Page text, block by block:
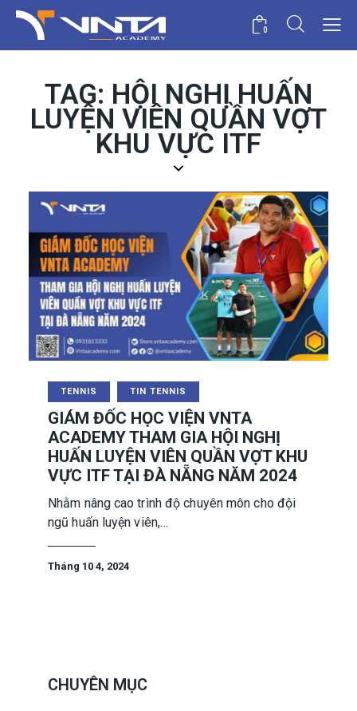
0
TAG: HỘI NGHỊ HUẤN
LUYỆN VIÊN QUẦN VỢT
KHU VỰC ITF
TENNIS TIN TENNIS
GIÁM ĐỐC HỌC VIỆN VNTA
ACADEMY THAM GIA HỘI NGHỊ
HUẤN LUYỆN VIÊN QUẦN VỢT KHU
VỰC ITF TẠI ĐÀ NẴNG NĂM 2024
Nhằm nâng cao trình độ chuyên môn cho đội
ngũ huấn luyện viên,…
Tháng 10 4, 2024
CHUYÊN MỤC